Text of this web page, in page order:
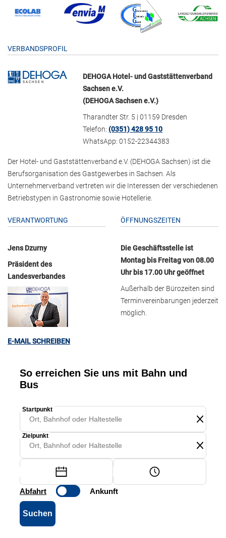
VERBANDSPROFIL
DEHOGA Hotel- und Gaststättenverband
Sachsen e.V.
(DEHOGA Sachsen e.V.)
Tharandter Str. 5 | 01159 Dresden
Telefon:(0351) 428 95 10
WhatsApp: 0152-22344383
Der Hotel- und Gaststättenverband e.V. (DEHOGA Sachsen) ist die
Berufsorganisation des Gastgewerbes in Sachsen. Als
Unternehmerverband vertreten wir die Interessen der verschiedenen
Betriebstypen in Gastronomie sowie Hotellerie.
VERANTWORTUNG
Jens Dzurny
Präsident des
Landesverbandes
E-MAIL SCHREIBEN
ÖFFNUNGSZEITEN
Die Geschäftsstelle ist
Montag bis Freitag von 08.00
Uhr bis 17.00 Uhr geöffnet
Außerhalb der Bürozeiten sind
Terminvereinbarungen jederzeit
möglich.